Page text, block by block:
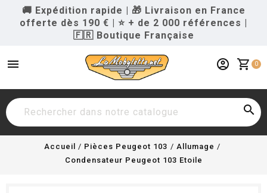
🚚 Expédition rapide | 🎁 Livraison en France
offerte dès 190 € | ⭐ + de 2 000 références |
🇫🇷 Boutique Française
menu shopping_cart 0
account_circle

Accueil Pièces Peugeot 103
Allumage
Condensateur Peugeot 103 Etoile